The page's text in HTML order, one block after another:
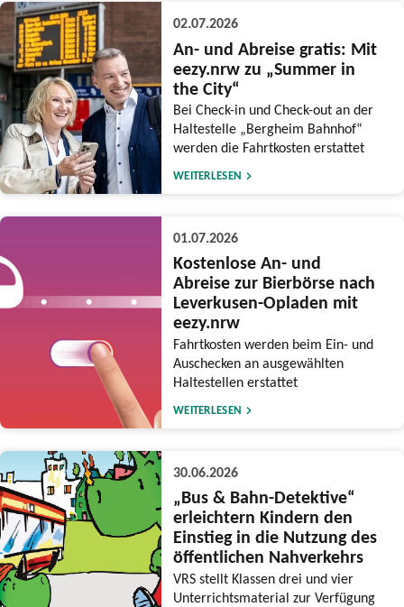
02.07.2026
An- und Abreise gratis: Mit
eezy.nrw zu „Summer in
the City“
Bei Check-in und Check-out an der
Haltestelle „Bergheim Bahnhof“
werden die Fahrtkosten erstattet
WEITERLESEN
01.07.2026
Kostenlose An- und
Abreise zur Bierbörse nach
Leverkusen-Opladen mit
eezy.nrw
Fahrtkosten werden beim Ein- und
Auschecken an ausgewählten
Haltestellen erstattet
WEITERLESEN
30.06.2026
„Bus & Bahn-Detektive“
erleichtern Kindern den
Einstieg in die Nutzung des
öffentlichen Nahverkehrs
VRS stellt Klassen drei und vier
Unterrichtsmaterial zur Verfügung